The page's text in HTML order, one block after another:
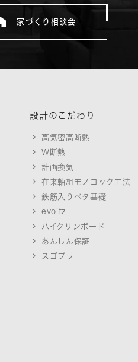
家づくり相談会
設計のこだわり
高気密高断熱
W断熱
計画換気
在来軸組モノコック工法
鉄筋入りベタ基礎
evoltz
ハイクリンボード
あんしん保証
スゴプラ